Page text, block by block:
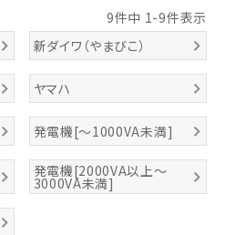
9件中 1 -9件表示
新ダイワ（やまびこ）
ヤマハ
発電機[～1000VA未満]
発電機[2000VA以上～
3000VA未満]